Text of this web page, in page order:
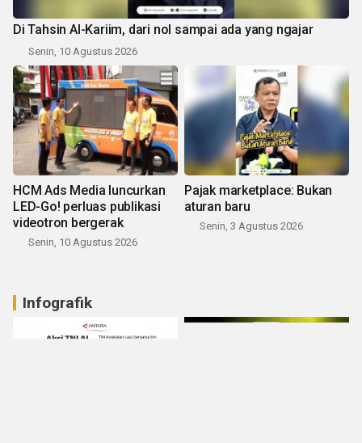
Di Tahsin Al-Kariim, dari nol sampai ada yang ngajar
Senin, 10 Agustus 2026
HCM Ads Media luncurkan
LED-Go! perluas publikasi
videotron bergerak
Senin, 10 Agustus 2026
Pajak marketplace: Bukan
aturan baru
Senin, 3 Agustus 2026
Infografik